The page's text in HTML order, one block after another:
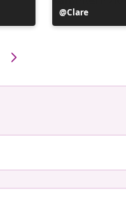
Objavo
je
Clare